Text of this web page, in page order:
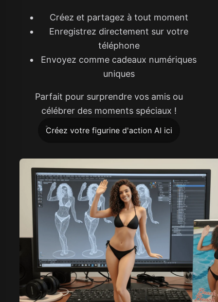
Créez et partagez à tout moment
Enregistrez directement sur votre
téléphone
Envoyez comme cadeaux numériques
uniques
Parfait pour surprendre vos amis ou
célébrer des moments spéciaux !
Créez votre figurine d'action AI ici